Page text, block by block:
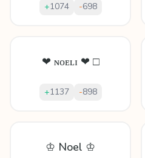
+1074 -698
❤ ɴᴏᴇʟɪ ❤ □
+1137 -898
♔ Noel ♔